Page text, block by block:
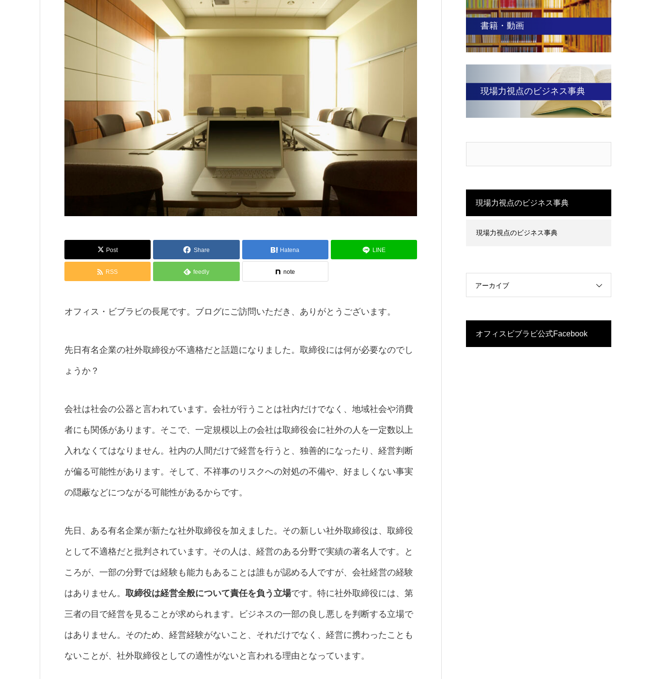
Post Share Hatena LINE
RSS feedly note
オフィス・ビブラビの長尾です。ブログにご訪問いただき、ありがとうございます。
先日有名企業の社外取締役が不適格だと話題になりました。取締役には何が必要なのでし
ょうか？
会社は社会の公器と言われています。会社が行うことは社内だけでなく、地域社会や消費
者にも関係があります。そこで、一定規模以上の会社は取締役会に社外の人を一定数以上
入れなくてはなりません。社内の人間だけで経営を行うと、独善的になったり、経営判断
が偏る可能性があります。そして、不祥事のリスクへの対処の不備や、好ましくない事実
の隠蔽などにつながる可能性があるからです。
先日、ある有名企業が新たな社外取締役を加えました。その新しい社外取締役は、取締役
として不適格だと批判されています。その人は、経営のある分野で実績の著名人です。と
ころが、一部の分野では経験も能力もあることは誰もが認める人ですが、会社経営の経験
はありません。 取締役は経営全般について責任を負う立場です。特に社外取締役には、第
三者の目で経営を見ることが求められます。ビジネスの一部の良し悪しを判断する立場で
はありません。そのため、経営経験がないこと、それだけでなく、経営に携わったことも
ないことが、社外取締役としての適性がないと言われる理由となっています。
書籍・動画
現場力視点のビジネス事典
現場力視点のビジネス事典
現場力視点のビジネス事典
アーカイブ
オフィスビブラビ公式Facebook